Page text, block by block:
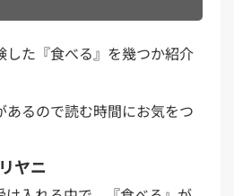
した『食べる』を幾つか紹介
るので読む時間にお気をつ
ヤニ